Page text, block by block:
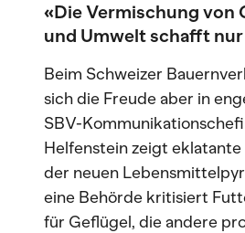
«Die Vermischung von
und Umwelt schafft
Beim Schweizer
sich die Freude aber in
SBV-
Helfenstein zeigt
der neuen
eine Behörde kritisiert
für Geflügel, die andere